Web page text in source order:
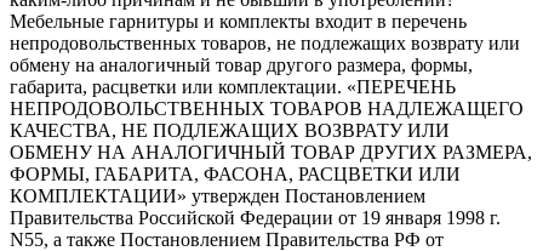
Мебельные гарнитуры и комплекты входит в перечень
непродовольственных товаров, не подлежащих возврату или
обмену на аналогичный товар другого размера, формы,
габарита, расцветки или комплектации. «ПЕРЕЧЕНЬ
НЕПРОДОВОЛЬСТВЕННЫХ ТОВАРОВ НАДЛЕЖАЩЕГО
КАЧЕСТВА, НЕ ПОДЛЕЖАЩИХ ВОЗВРАТУ ИЛИ
ОБМЕНУ НА АНАЛОГИЧНЫЙ ТОВАР ДРУГИХ РАЗМЕРА,
ФОРМЫ, ГАБАРИТА, ФАСОНА, РАСЦВЕТКИ ИЛИ
КОМПЛЕКТАЦИИ» утвержден Постановлением
Правительства Российской Федерации от 19 января 1998 г.
N55, а также Постановлением Правительства РФ от